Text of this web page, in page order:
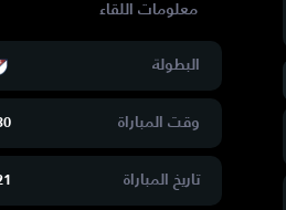
البطولة
وقت المباراة
تاريخ المباراة